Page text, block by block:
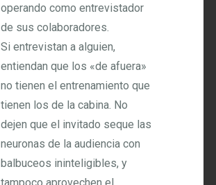
operando como entrevistador
de sus colaboradores.
Si entrevistan a alguien,
entiendan que los «de afuera»
no tienen el entrenamiento que
tienen los de la cabina. No
dejen que el invitado seque las
neuronas de la audiencia con
balbuceos ininteligibles, y